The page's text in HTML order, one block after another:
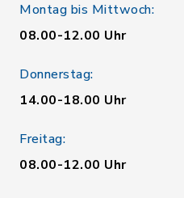
Montag bis Mittwoch:
08.00-12.00 Uhr
Donnerstag:
14.00-18.00 Uhr
Freitag:
08.00-12.00 Uhr